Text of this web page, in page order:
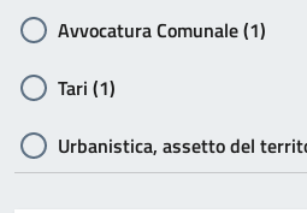
Avvocatura Comunale (1)
Tari (1)
Urbanistica, assetto del